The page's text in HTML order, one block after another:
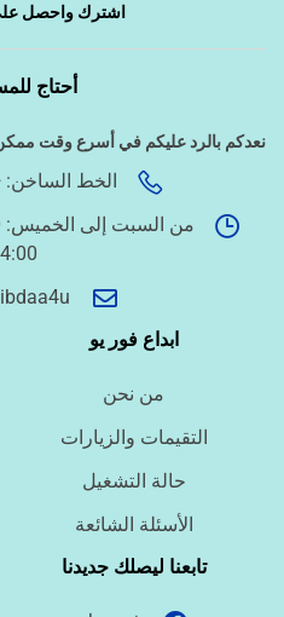
اشترك واحصل على خصم 20% على
أحتاج
نعدكم بالرد عليكم في أسرع وقت
الخط الساخن:
ابداع فور يو
من نحن
التقيمات والزيارات
حالة التشغيل
الأسئلة الشائعة
تابعنا ليصلك جديدنا
دراسة الجدوى وخطط المشاريع
الخدمات الإلكترونية الحكومية
ما نوع الملف؟